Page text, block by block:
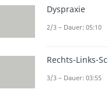
Dyspraxie
2/3 – Dauer: 05:10
Rechts-Links-
3/3 – Dauer: 03:55